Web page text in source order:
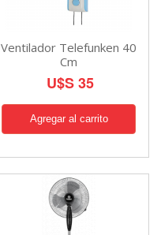
Ventilador Telefunken 40
Cm
U$S 35